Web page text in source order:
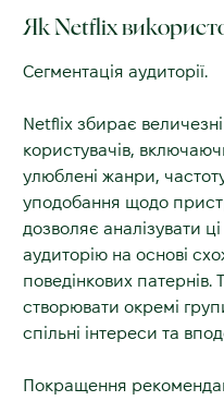
Як Netflix
Сегментація аудиторії.
Netflix збирає
користувачів,
улюблені жанри,
уподобання щодо
дозволяє аналізувати
аудиторію на основі
поведінкових патернів.
створювати окремі
спільні інтереси та
Покращення